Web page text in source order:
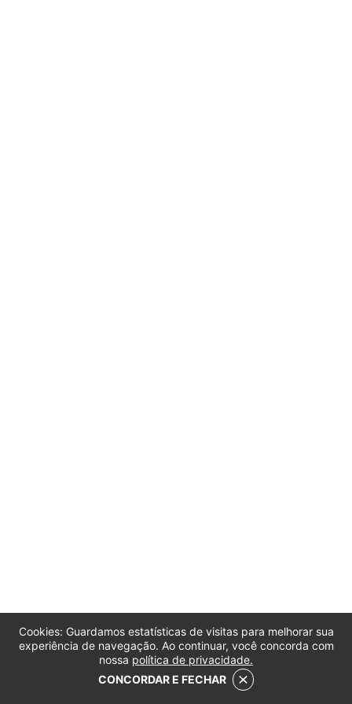
Cookies: Guardamos estatísticas de visitas para melhorar sua
experiência de navegação. Ao continuar, você concorda com
nossa política de privacidade.
CONCORDAR E FECHAR